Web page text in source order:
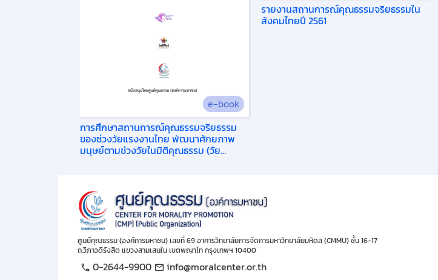
e-book
การศึกษาสถานการณ์คุณธรรมจริยธรรม
ของช่วงวัยแรงงานไทย พัฒนาศักยภาพ
มนุษย์ตามช่วงวัยในมิติคุณธรรม (วัย
รายงานสถานการณ์คุณธรรมจริยธรรมใน
สังคมไทยปี 2561
ศูนย์คุณธรรม (องค์การมหาชน) เลขที่ 69 อาคารวิทยาลัยการจัดการมหาวิทยาลัยมหิดล (CMMU) ชั้น 16-17
ถ.วิภาวดีรังสิต แขวงสามเสนใน เขตพญาไท กรุงเทพฯ 10400
0-2644-9900 info@moralcenter.or.th